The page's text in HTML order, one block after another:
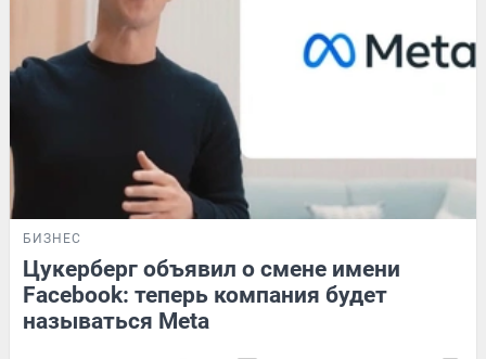
БИЗНЕС
Цукерберг объявил о смене имени
Facebook: теперь компания будет
называться Meta